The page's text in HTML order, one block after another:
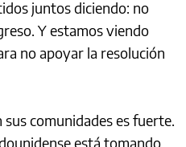
juntos diciendo: no
Y estamos viendo
no apoyar la resolución
comunidades es fuerte.
está tomando